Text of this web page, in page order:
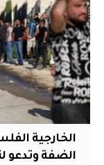
الخارجية
الضفة وتدعو